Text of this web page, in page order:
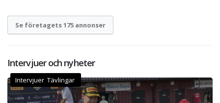
Se företagets 175 annonser
Intervjuer och nyheter
Intervjuer Tävlingar